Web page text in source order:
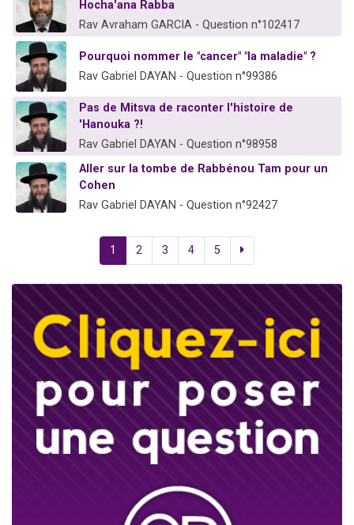
Hocha'ana Rabba
Rav Avraham GARCIA - Question n°102417
Pourquoi nommer le "cancer" "la maladie" ?
Rav Gabriel DAYAN - Question n°99386
Pas de Mitsva de raconter l'histoire de
'Hanouka ?!
Rav Gabriel DAYAN - Question n°98958
Aller sur la tombe de Rabbénou Tam pour un
Cohen
Rav Gabriel DAYAN - Question n°92427
1 2 3 4 5